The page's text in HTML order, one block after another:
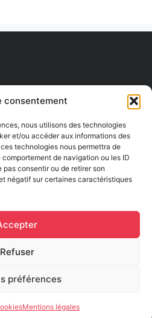
consentement
nous utilisons des technologies
et/ou accéder aux informations des
technologies nous permettra de
de navigation ou les ID
pas consentir ou de retirer son
négatif sur certaines caractéristiques
Refuser
préférences
Mentions légales
le guide ?